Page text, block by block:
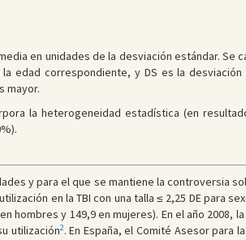
en unidades de la desviación estándar. Se
edad correspondiente, y DS es la desviación
mayor.
la heterogeneidad estadística (en
y para el que se mantiene la controversia
en la TBI con una talla ≤ 2,25 DE para
hombres y 149,9 en mujeres). En el año 2008,
utilización2. En España, el Comité Asesor para